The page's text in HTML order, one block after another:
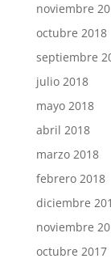
noviembre
octubre 2018
septiembre
julio 2018
mayo 2018
abril 2018
marzo 2018
febrero 2018
diciembre
noviembre
octubre 2017